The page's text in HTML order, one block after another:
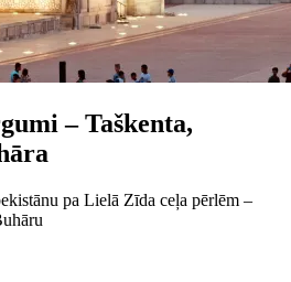
– Taškenta,
pa Lielā Zīda ceļa pēr­lēm –